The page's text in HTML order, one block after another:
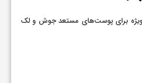
برای پوست‌های مستعد جوش و لک